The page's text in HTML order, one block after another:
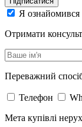
Я ознайомився
Отримати
Переважний
Телефон
Мета купівлі